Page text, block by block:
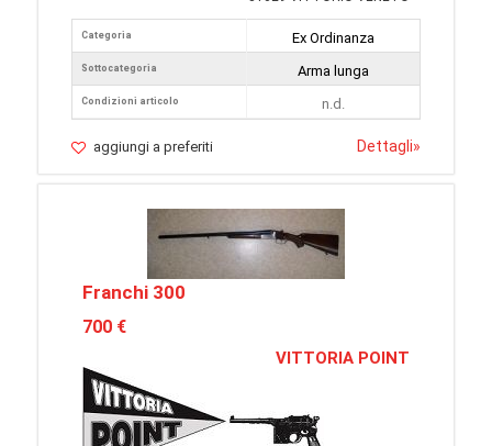
Categoria
Sottocategoria
Condizioni articolo
Ex Ordinanza
Arma lunga
n.d.
aggiungi a preferiti Dettagli»
Franchi 300
700 €
VITTORIA POINT